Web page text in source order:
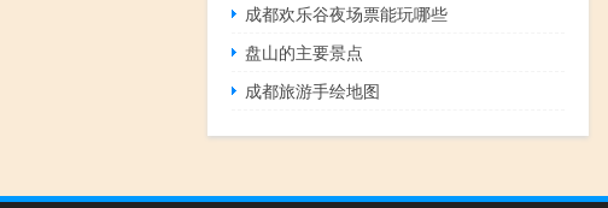
成都欢乐谷夜场票能玩哪些
盘山的主要景点
成都旅游手绘地图